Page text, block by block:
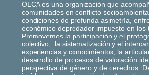
OLCA es una organización que
comunidades en conflicto
condiciones de profunda asimetría,
económico depredador impuesto en los
Promovemos la participación y el
colectivo, la sistematización y el
experiencias y conocimientos, la
desarrollo de procesos de valoración
perspectiva de género y de derechos.